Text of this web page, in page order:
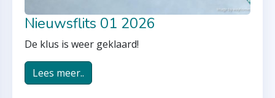
Nieuwsflits 01 2026
De klus is weer geklaard!
Lees meer..